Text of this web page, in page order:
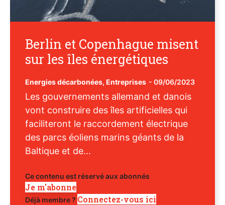
Berlin et Copenhague misent
sur les îles énergétiques
Energies décarbonées, Entreprises - 09/06/2023
Les gouvernements allemand et danois
vont construire des îles artificielles qui
faciliteront le raccordement électrique
des parcs éoliens marins géants de la
Baltique et de...
Ce contenu est réservé aux abonnés
Je m'abonne
Déjà membre ? Connectez-vous ici